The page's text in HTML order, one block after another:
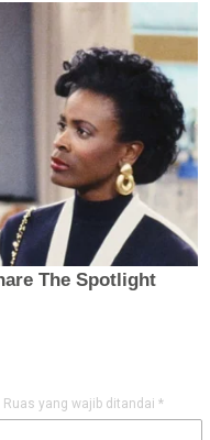
Ruas yang wajib ditandai *